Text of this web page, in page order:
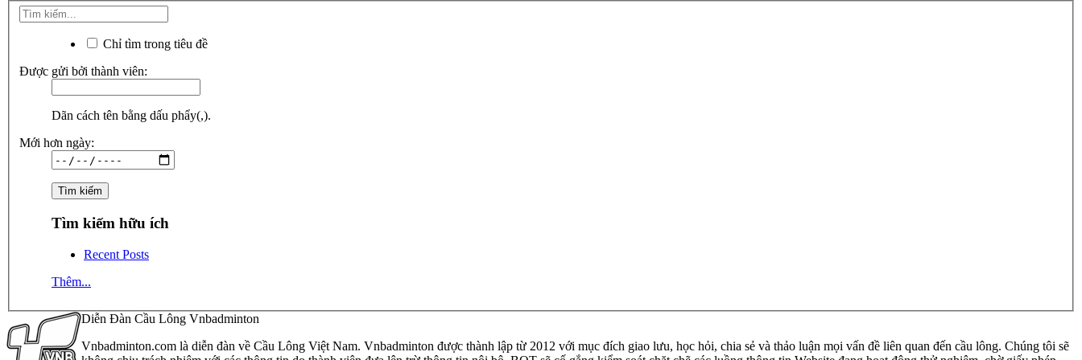
Chỉ tìm trong tiêu đề
Được gửi bởi thành viên:
Dãn cách tên bằng dấu phẩy(,).
Mới hơn ngày:
Tìm kiếm hữu ích
Recent Posts
Thêm...
Diễn Đàn Cầu Lông Vnbadminton
Vnbadminton.com là diễn đàn về Cầu Lông Việt Nam. Vnbadminton được thành lập từ 2012 với mục đích giao lưu, học hỏi, chia sẻ và thảo luận mọi vấn đề liên quan đến cầu lông. Chúng tôi sẽ